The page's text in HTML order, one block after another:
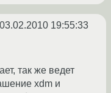
03.02.2010 19:55:33
так же ведет
xdm и